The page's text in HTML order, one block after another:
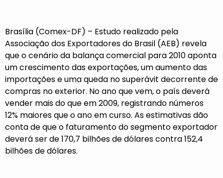
Brasília (Comex-DF) – Estudo realizado pela
Associação dos Exportadores do Brasil (AEB) revela
que o cenário da balança comercial para 2010 aponta
um crescimento das exportações, um aumento das
importações e uma queda no superávit decorrente de
compras no exterior. No ano que vem, o país deverá
vender mais do que em 2009, registrando números
12% maiores que o ano em curso. As estimativas dão
conta de que o faturamento do segmento exportador
deverá ser de 170,7 bilhões de dólares contra 152,4
bilhões de dólares.